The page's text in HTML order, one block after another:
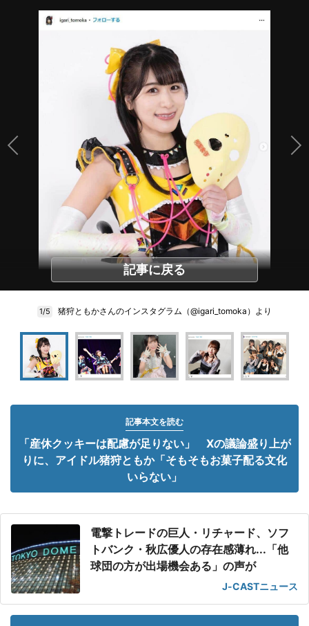
記事に戻る
1/5 猪狩ともかさんのインスタグラム（@igari_tomoka）より
記事本文を読む
「産休クッキーは配慮が足りない」 Xの議論盛り上が
りに、アイドル猪狩ともか「そもそもお菓子配る文化
いらない」
電撃トレードの巨人・リチャード、ソフ
トバンク・秋広優人の存在感薄れ...「他
球団の方が出場機会ある」の声が
J-CASTニュース